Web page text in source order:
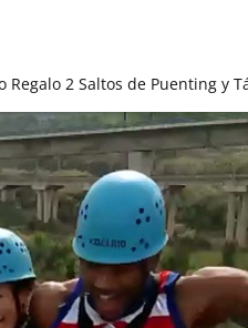
Regalo 2 Saltos de Puenting y